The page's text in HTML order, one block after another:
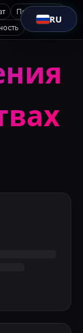
Поддержка
RU